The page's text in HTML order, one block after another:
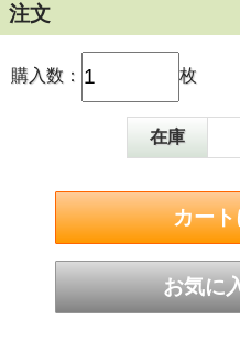
注文
購入数： 枚
在庫